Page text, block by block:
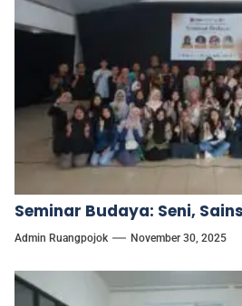
Seminar Budaya: Seni,
Admin Ruangpojok November 30, 2025